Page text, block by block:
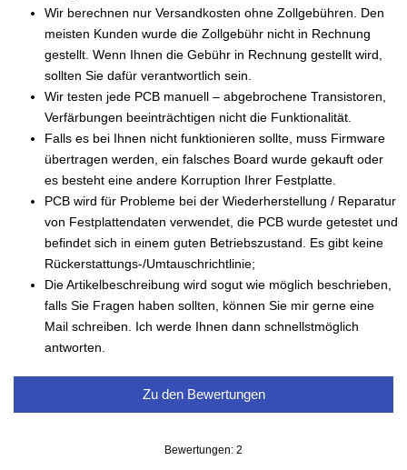
Wir berechnen nur Versandkosten ohne Zollgebühren. Den
meisten Kunden wurde die Zollgebühr nicht in Rechnung
gestellt. Wenn Ihnen die Gebühr in Rechnung gestellt wird,
sollten Sie dafür verantwortlich sein.
Wir testen jede PCB manuell – abgebrochene Transistoren,
Verfärbungen beeinträchtigen nicht die Funktionalität.
Falls es bei Ihnen nicht funktionieren sollte, muss Firmware
übertragen werden, ein falsches Board wurde gekauft oder
es besteht eine andere Korruption Ihrer Festplatte.
PCB wird für Probleme bei der Wiederherstellung / Reparatur
von Festplattendaten verwendet, die PCB wurde getestet und
befindet sich in einem guten Betriebszustand. Es gibt keine
Rückerstattungs-/Umtauschrichtlinie;
Die Artikelbeschreibung wird sogut wie möglich beschrieben,
falls Sie Fragen haben sollten, können Sie mir gerne eine
Mail schreiben. Ich werde Ihnen dann schnellstmöglich
antworten.
Zu den Bewertungen
Bewertungen: 2